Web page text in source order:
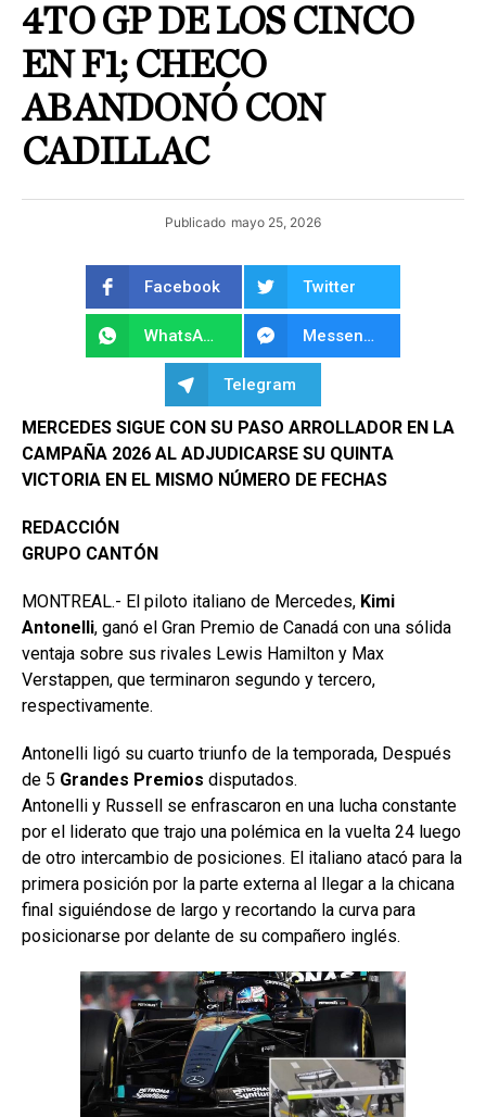
4TO GP DE LOS CINCO
EN F1; CHECO
ABANDONÓ CON
CADILLAC
Publicado mayo 25, 2026
Facebook Twitter
WhatsApp Messenger
Telegram
MERCEDES SIGUE CON SU PASO ARROLLADOR EN LA
CAMPAÑA 2026 AL ADJUDICARSE SU QUINTA
VICTORIA EN EL MISMO NÚMERO DE FECHAS
REDACCIÓN
GRUPO CANTÓN
MONTREAL.- El piloto italiano de Mercedes, Kimi
Antonelli, ganó el Gran Premio de Canadá con una sólida
ventaja sobre sus rivales Lewis Hamilton y Max
Verstappen, que terminaron segundo y tercero,
respectivamente.
Antonelli ligó su cuarto triunfo de la temporada, Después
de 5 Grandes Premios disputados.
Antonelli y Russell se enfrascaron en una lucha constante
por el liderato que trajo una polémica en la vuelta 24 luego
de otro intercambio de posiciones. El italiano atacó para la
primera posición por la parte externa al llegar a la chicana
final siguiéndose de largo y recortando la curva para
posicionarse por delante de su compañero inglés.